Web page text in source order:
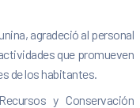
agradeció al personal
que promueven
de los habitantes.
y Conservación